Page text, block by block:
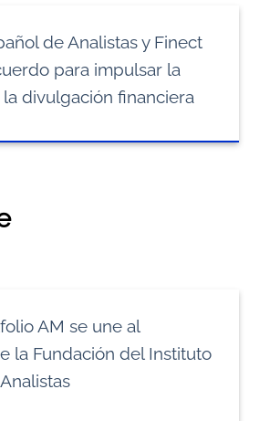
de Analistas y Finect
para impulsar la
divulgación financiera
AM se une al
la Fundación del Instituto